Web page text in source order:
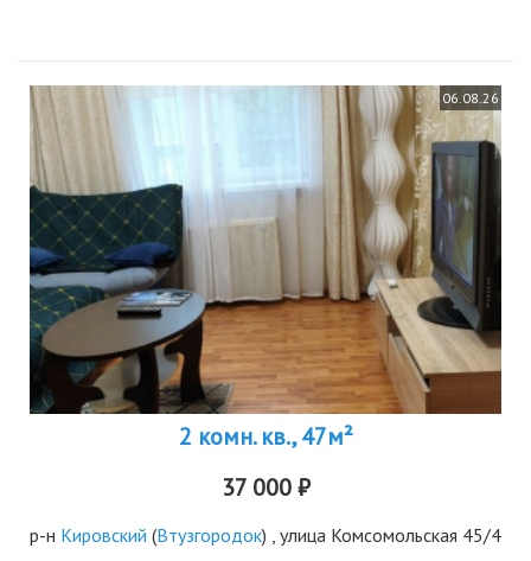
06.08.26
2 комн. кв., 47м²
37 000 ₽
р-н Кировский (Втузгородок) , улица Комсомольская 45/4